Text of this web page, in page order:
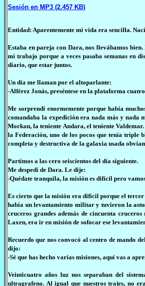
Sesión en MP3 (2.457 KB)
Entidad: Aparentemente mi vida era sencilla.
Estaba en pareja con Dara, nos llevábamos
mi trabajo porque a veces pasaba semanas en
diario, que estar juntos.
Un día me llaman por el altoparlante:
-Alférez Jonás, preséntese en la plataforma
Me sorprendí enormemente porque había
comandaba la expedición era nada más y nada
Morkan, la teniente Andara, el teniente
la Federación, uno de los pocos que tenía triple
completa y destructiva de la galaxia usada
Partimos a las cero seiscientos del día siguiente.
Me despedí de Dara. Le dije:
-Quédate tranquila, la misión es difícil pero
Es cierto que la misión era difícil porque el
había un levantamiento militar y tuvieron la
cruceros grandes además de cincuenta
Laxen, era ir en misión de sofocar ese
Recuerdo que nos convocó al centro de mando
dijo:
-Sé que has hecho varias misiones, aquí vas a
Veinticuatro años luz nos separaban del
ultragrafeno. Al igual que nuestros trajes, no